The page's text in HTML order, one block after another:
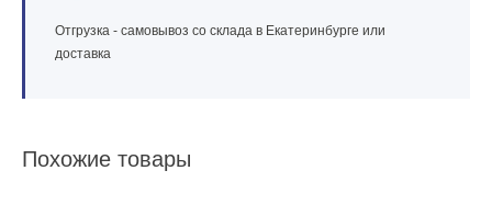
Отгрузка - самовывоз со склада в Екатеринбурге или
доставка
Похожие товары